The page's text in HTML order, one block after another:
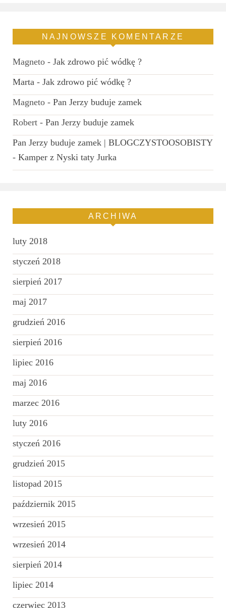
NAJNOWSZE KOMENTARZE
Magneto - Jak zdrowo pić wódkę ?
Marta - Jak zdrowo pić wódkę ?
Magneto - Pan Jerzy buduje zamek
Robert - Pan Jerzy buduje zamek
Pan Jerzy buduje zamek | BLOGCZYSTOOSOBISTY
- Kamper z Nyski taty Jurka
ARCHIWA
luty 2018
styczeń 2018
sierpień 2017
maj 2017
grudzień 2016
sierpień 2016
lipiec 2016
maj 2016
marzec 2016
luty 2016
styczeń 2016
grudzień 2015
listopad 2015
październik 2015
wrzesień 2015
wrzesień 2014
sierpień 2014
lipiec 2014
czerwiec 2013